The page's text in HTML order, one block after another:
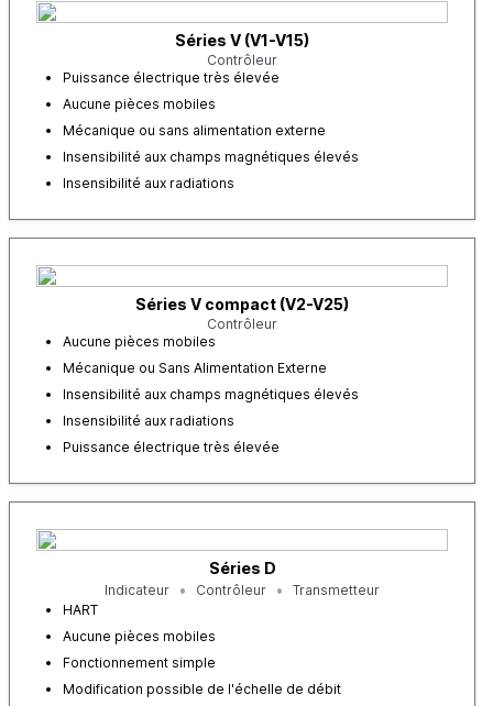
Séries V (V1-V15)
Contrôleur
Puissance électrique très élevée
Aucune pièces mobiles
Mécanique ou sans alimentation externe
Insensibilité aux champs magnétiques élevés
Insensibilité aux radiations
Séries V compact (V2-V25)
Contrôleur
Aucune pièces mobiles
Mécanique ou Sans Alimentation Externe
Insensibilité aux champs magnétiques élevés
Insensibilité aux radiations
Puissance électrique très élevée
Séries D
Indicateur Contrôleur
Transmetteur
HART
Aucune pièces mobiles
Fonctionnement simple
Modification possible de l'échelle de débit